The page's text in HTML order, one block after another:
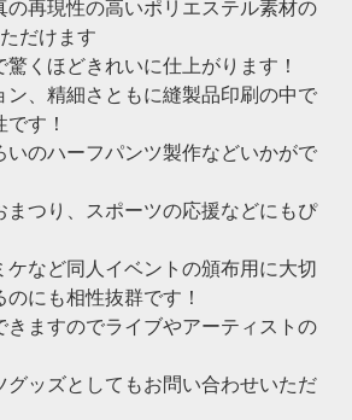
の再現性の高いポリエステル素材の
だけます
くほどきれいに仕上がります！
ン、精細さともに縫製品印刷の中で
す！
いのハーフパンツ製作などいかがで
まつり、スポーツの応援などにもぴ
ケなど同人イベントの頒布用に大切
にも相性抜群です！
きますのでライブやアーティストの
グッズとしてもお問い合わせいただ